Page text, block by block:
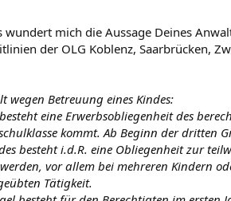
wundert mich die Aussage Deines
der OLG Koblenz, Saarbrücken,
wegen Betreuung eines Kindes:
eine Erwerbsobliegenheit des
kommt. Ab Beginn der dritten
besteht i.d.R. eine Obliegenheit zur
vor allem bei mehreren Kindern
Tätigkeit.